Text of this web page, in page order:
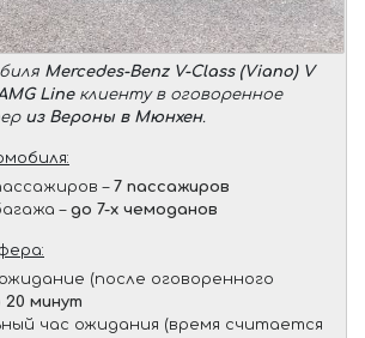
Mercedes-Benz V-Class (Viano) V
Lineклиенту в оговоренное
из Вероны в Мюнхен.
– 7 пассажиров
– до 7-х чемоданов
(после оговоренного
20 минут
час ожидания (время считается